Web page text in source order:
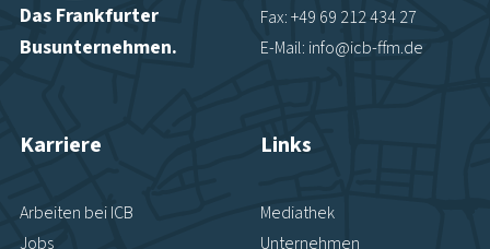
Das Frankfurter
Busunternehmen.
Fax: +49 69 212 434 27
E-Mail: info@icb-ffm.de
Karriere
Arbeiten bei ICB
Jobs
Links
Mediathek
Unternehmen